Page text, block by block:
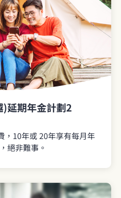
)延期年金計劃2
，10年或 20年享有每月年
絕非難事。